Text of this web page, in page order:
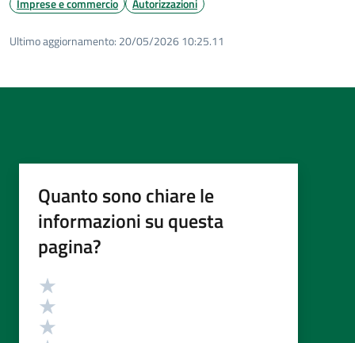
Ultimo aggiornamento: 20/05/2026 10:25.11
Quanto sono chiare le
informazioni su questa
pagina?
Valutazione